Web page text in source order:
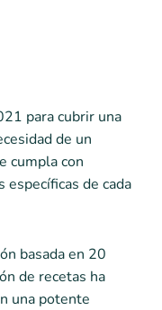
para cubrir una
de un
cumpla con
de cada
basada en 20
de recetas ha
una potente